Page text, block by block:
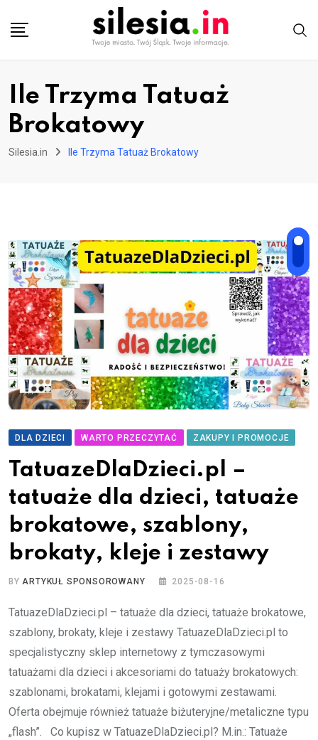
Ile Trzyma Tatuaż
Brokatowy
Silesia.in Ile Trzyma Tatuaż Brokatowy
DLA DZIECI WARTO PRZECZYTAĆ ZAKUPY I PROMOCJE
TatuazeDlaDzieci.pl –
tatuaże dla dzieci, tatuaże
brokatowe, szablony,
brokaty, kleje i zestawy
BYARTYKUŁ SPONSOROWANY 2025-08-16
TatuazeDlaDzieci.pl – tatuaże dla dzieci, tatuaże brokatowe,
szablony, brokaty, kleje i zestawy TatuazeDlaDzieci.pl to
specjalistyczny sklep internetowy z tymczasowymi
tatuażami dla dzieci i akcesoriami do tatuaży brokatowych:
szablonami, brokatami, klejami i gotowymi zestawami.
Oferta obejmuje również tatuaże biżuteryjne/metaliczne typu
„flash”. Co kupisz w TatuazeDlaDzieci.pl? M.in.: Tatuaże